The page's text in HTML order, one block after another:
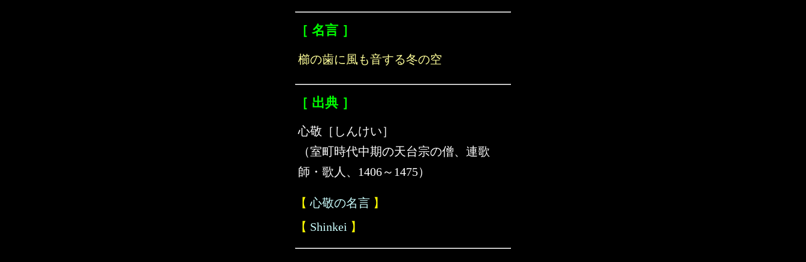
［ 名言 ］
櫛の歯に風も音する冬の空
［ 出典 ］
心敬［しんけい］
（室町時代中期の天台宗の僧、連歌
師・歌人、1406～1475）
【心敬の名言 】
【 Shinkei 】